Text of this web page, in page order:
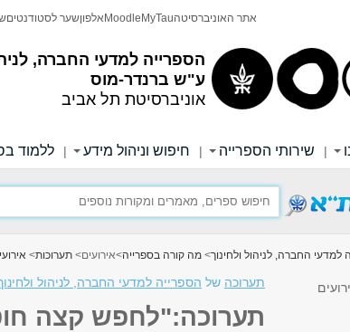
הספרייה למדעי החברה,
ע"ש ברנדר-מוס
אוניברסיטת תל אביב
אתר האוניברסיטהMyTau
Moodle אלפוןשער לסטודנטים
| שירותי הספרייה | חיפוש וניהול מידע | ללמוד
כאן
למדעי החברה, לניהול ולחינוך> מה קורה בספרייה>אירועים> תערוכות>
תערוכה של הספרייה למדעי החברה, לניהול
תערוכה:"לחפש קצה